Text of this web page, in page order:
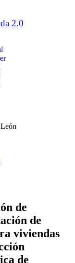
2.0
de
de
viviendas
de